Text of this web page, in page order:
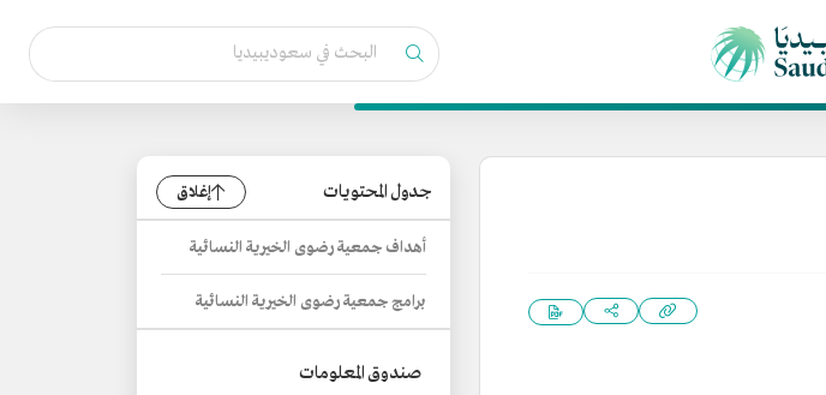
جدول المحتويات إغلاق
أهداف جمعية رضوى الخيرية النسائية
برامج جمعية رضوى الخيرية النسائية
صندوق المعلومات